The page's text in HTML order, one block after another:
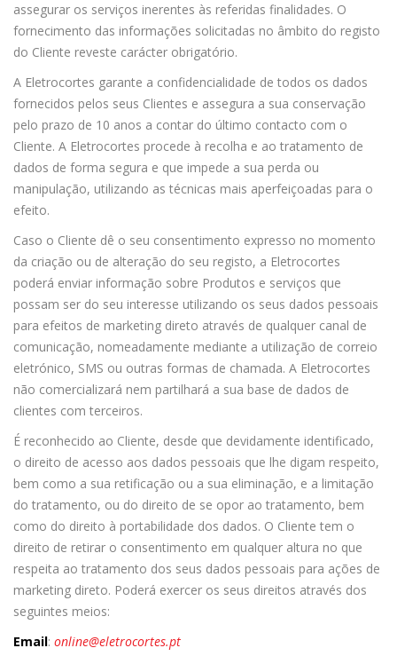
assegurar os serviços inerentes às referidas finalidades. O
fornecimento das informações solicitadas no âmbito do registo
do Cliente reveste carácter obrigatório.
A Eletrocortes garante a confidencialidade de todos os dados
fornecidos pelos seus Clientes e assegura a sua conservação
pelo prazo de 10 anos a contar do último contacto com o
Cliente. A Eletrocortes procede à recolha e ao tratamento de
dados de forma segura e que impede a sua perda ou
manipulação, utilizando as técnicas mais aperfeiçoadas para o
efeito.
Caso o Cliente dê o seu consentimento expresso no momento
da criação ou de alteração do seu registo, a Eletrocortes
poderá enviar informação sobre Produtos e serviços que
possam ser do seu interesse utilizando os seus dados pessoais
para efeitos de marketing direto através de qualquer canal de
comunicação, nomeadamente mediante a utilização de correio
eletrónico, SMS ou outras formas de chamada. A Eletrocortes
não comercializará nem partilhará a sua base de dados de
clientes com terceiros.
É reconhecido ao Cliente, desde que devidamente identificado,
o direito de acesso aos dados pessoais que lhe digam respeito,
bem como a sua retificação ou a sua eliminação, e a limitação
do tratamento, ou do direito de se opor ao tratamento, bem
como do direito à portabilidade dos dados. O Cliente tem o
direito de retirar o consentimento em qualquer altura no que
respeita ao tratamento dos seus dados pessoais para ações de
marketing direto. Poderá exercer os seus direitos através dos
seguintes meios:
Email: online@eletrocortes.pt